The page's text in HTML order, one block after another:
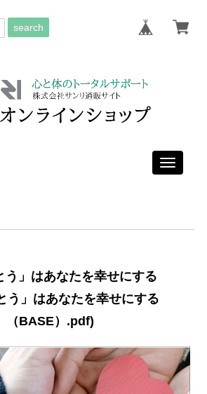
search
Toggle
う」はあなたを幸せにする
う」はあなたを幸せにする
（BASE）.pdf)